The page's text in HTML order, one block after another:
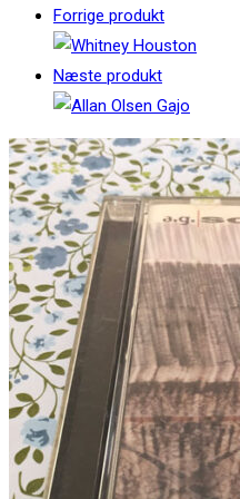
Forrige produkt
Næste produkt